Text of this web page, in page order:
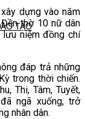
TẠO
dựng vào năm
thờ 10 nữ dân
lưu niệm đồng chí
đáp trả những
trong thời chiến.
Thi, Tâm, Tuyết,
đã ngã xuống, trở
nhân dân.